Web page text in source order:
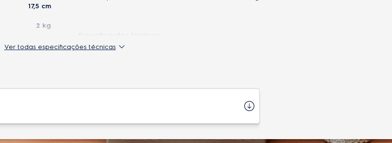
17,5 cm
2 kg
inox
18 cm
5 L
Ver todas especificações técnicas